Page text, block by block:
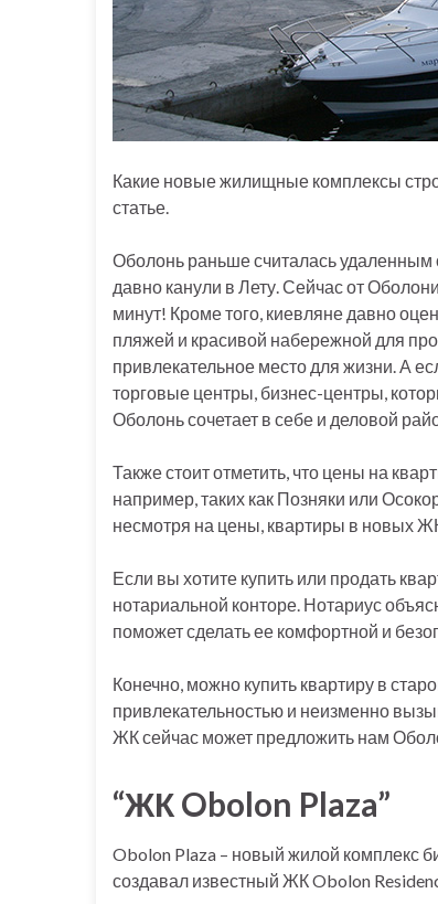
Какие новые жилищные комплексы
статье.
Оболонь раньше считалась
давно канули в Лету. Сейчас от
минут! Кроме того, киевляне давно
пляжей и красивой набережной для
привлекательное место для жизни. А
торговые центры, бизнес-центры,
Оболонь сочетает в себе и деловой
Также стоит отметить, что цены на
например, таких как Позняки или
несмотря на цены, квартиры в новых
Если вы хотите купить или продать
нотариальной конторе. Нотариус
поможет сделать ее комфортной и
Конечно, можно купить квартиру в
привлекательностью и неизменно
ЖК сейчас может предложить нам
“ЖК Obolon Plaza”
Obolon Plaza – новый жилой комплекс
создавал известный ЖК Obolon